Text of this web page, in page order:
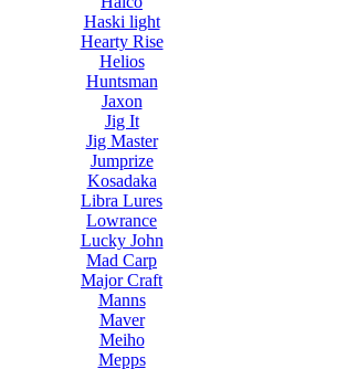
Haski light
Hearty Rise
Helios
Huntsman
Jaxon
Jig It
Jig Master
Jumprize
Kosadaka
Libra Lures
Lowrance
Lucky John
Mad Carp
Major Craft
Manns
Maver
Meiho
Mepps